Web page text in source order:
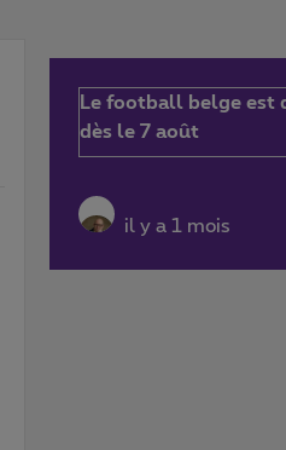
Le football belge est
dès le 7 août
il y a 1 mois